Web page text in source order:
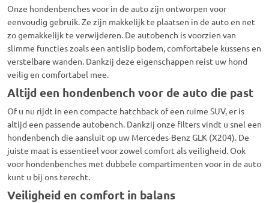
Onze hondenbenches voor in de auto zijn ontworpen voor
eenvoudig gebruik. Ze zijn makkelijk te plaatsen in de auto en net
zo gemakkelijk te verwijderen. De autobench is voorzien van
slimme functies zoals een antislip bodem, comfortabele kussens en
verstelbare wanden. Dankzij deze eigenschappen reist uw hond
veilig en comfortabel mee.
Altijd een hondenbench voor de auto die past
Of u nu rijdt in een compacte hatchback of een ruime SUV, er is
altijd een passende autobench. Dankzij onze filters vindt u snel een
hondenbench die aansluit op uw Mercedes-Benz GLK (X204). De
juiste maat is essentieel voor zowel comfort als veiligheid. Ook
voor hondenbenches met dubbele compartimenten voor in de auto
kunt u bij ons terecht.
Veiligheid en comfort in balans